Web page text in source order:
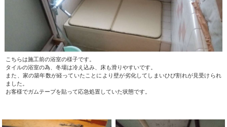
こちらは施工前の浴室の様子です。
タイルの浴室の為、冬場は冷え込み、床も滑りやすいです。
また、家の築年数が経っていたことにより壁が劣化してしまいひび割れが見受けられ
ました。
お客様でガムテープを貼って応急処置していた状態です。